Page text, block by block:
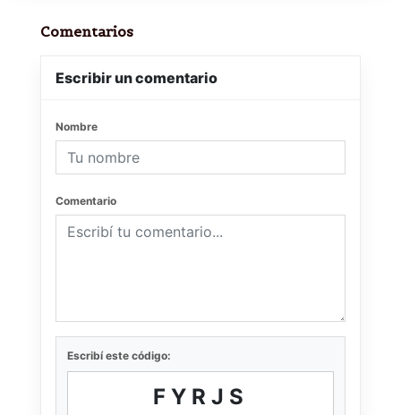
Comentarios
Escribir un comentario
Nombre
Comentario
Escribí este código:
FYRJS